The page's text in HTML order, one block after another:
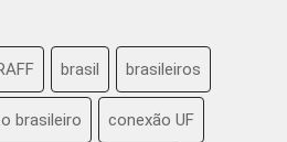
brasil brasileiros
brasileiro conexão UF